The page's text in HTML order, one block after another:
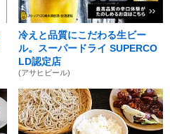
冷えと品質にこだわる生ビー
ル。スーパードライ SUPERCO
LD認定店
(アサヒビール)